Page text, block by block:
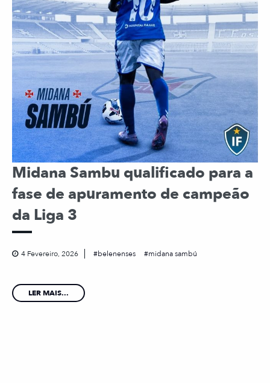
Midana Sambu qualificado para a
fase de apuramento de campeão
da Liga 3
4 Fevereiro, 2026 belenenses midana sambú
LER MAIS...